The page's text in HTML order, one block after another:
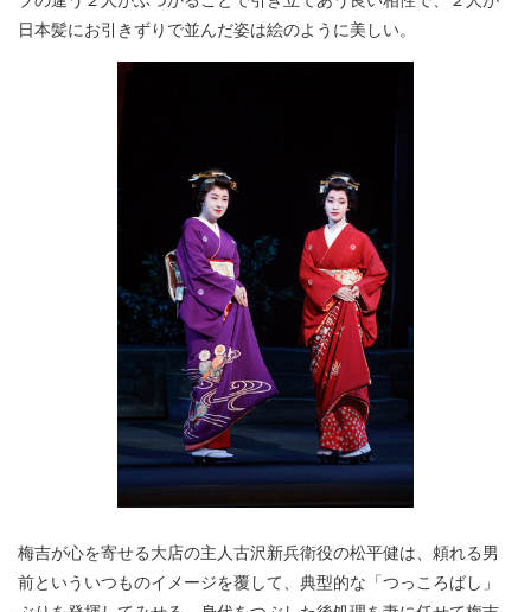
日本髪にお引きずりで並んだ姿は絵のように美しい。
梅吉が心を寄せる大店の主人古沢新兵衛役の松平健は、頼れる男
前といういつものイメージを覆して、典型的な「つっころばし」